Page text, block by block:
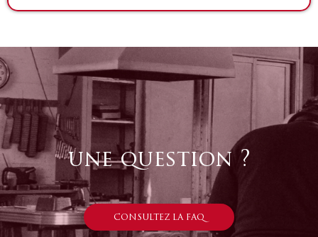
une question ?
CONSULTEZ LA FAQ